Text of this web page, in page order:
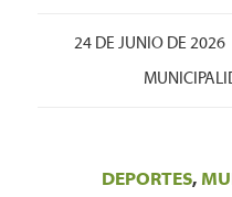
24 DE JUNIO DE 2026
/
DEPORTES,